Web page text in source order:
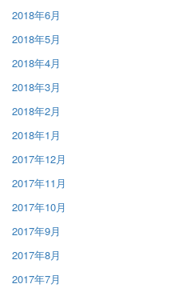
2018年6月
2018年5月
2018年4月
2018年3月
2018年2月
2018年1月
2017年12月
2017年11月
2017年10月
2017年9月
2017年8月
2017年7月